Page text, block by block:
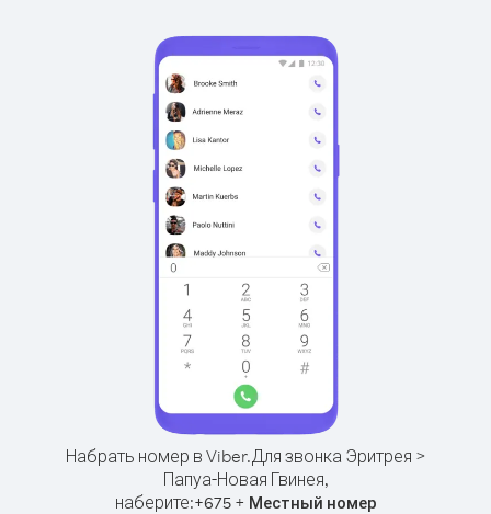
Набрать номер в Viber.Для звонка Эритрея >
Папуа-Новая Гвинея,
наберите:+675+ Местный номер